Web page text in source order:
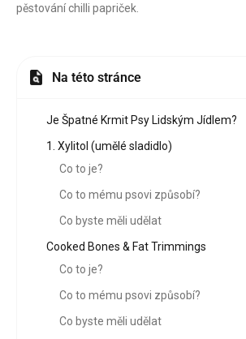
pěstování chilli papriček.
Na této stránce
Je Špatné Krmit Psy Lidským Jídlem?
1. Xylitol (umělé sladidlo)
Co to je?
Co to mému psovi způsobí?
Co byste měli udělat
Cooked Bones & Fat Trimmings
Co to je?
Co to mému psovi způsobí?
Co byste měli udělat